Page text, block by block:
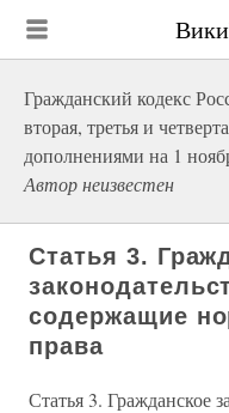
Гражданский кодекс
вторая, третья и
дополнениями на 1
Автор неизвестен
Статья 3.
содержащие
права
Статья 3. Гражданское